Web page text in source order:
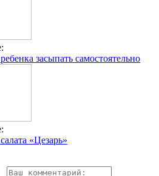
засыпать самостоятельно
«Цезарь»